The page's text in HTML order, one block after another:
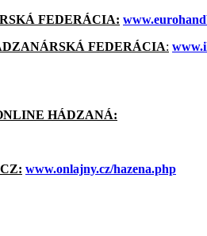
FEDERÁCIA:
FEDERÁCIA:
HÁDZANÁ:
www.onlajny.cz/hazena.php